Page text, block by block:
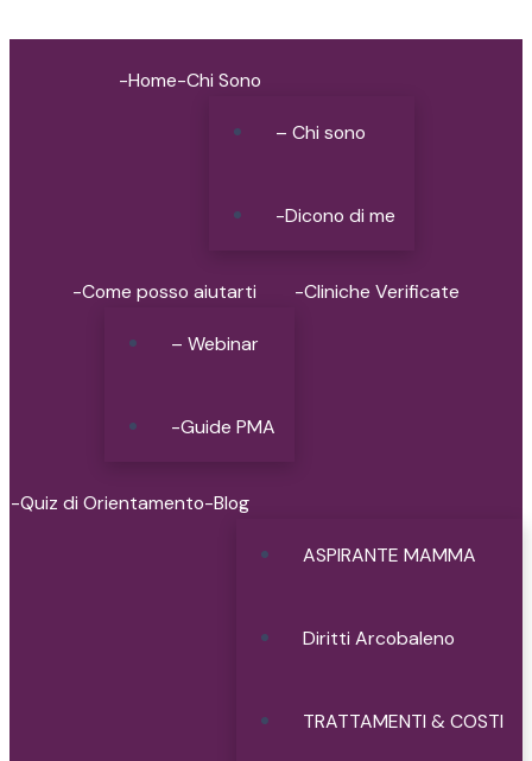
-Home-Chi Sono
– Chi sono
-Dicono di me
-Come posso aiutarti
– Webinar
-Guide PMA
-Cliniche Verificate
-Quiz di Orientamento-Blog
ASPIRANTE MAMMA
Diritti Arcobaleno
TRATTAMENTI & COSTI